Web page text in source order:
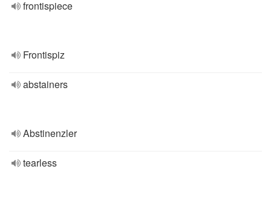
frontispiece
Frontispiz
abstainers
Abstinenzler
tearless